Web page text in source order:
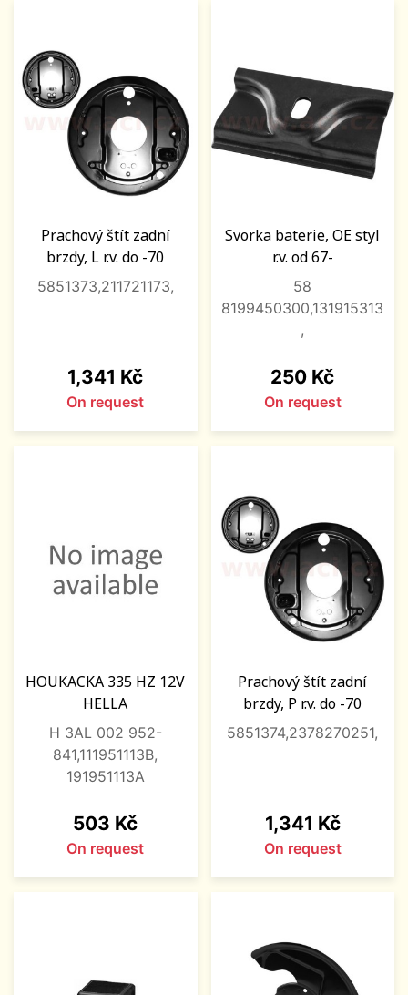
Prachový štít zadní
brzdy, L r.v. do -70
5851373,211721173,
Price
1,341 Kč
On request
Svorka baterie, OE styl
r.v. od 67-
58
8199450300,131915313
,
Price
250 Kč
On request
HOUKACKA 335 HZ 12V
HELLA
H 3AL 002 952-
841,111951113B,
191951113A
Price
503 Kč
On request
Prachový štít zadní
brzdy, P r.v. do -70
5851374,2378270251,
Price
1,341 Kč
On request